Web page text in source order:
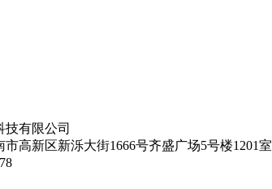
有限公司
高新区新泺大街1666号齐盛广场5号楼1201室